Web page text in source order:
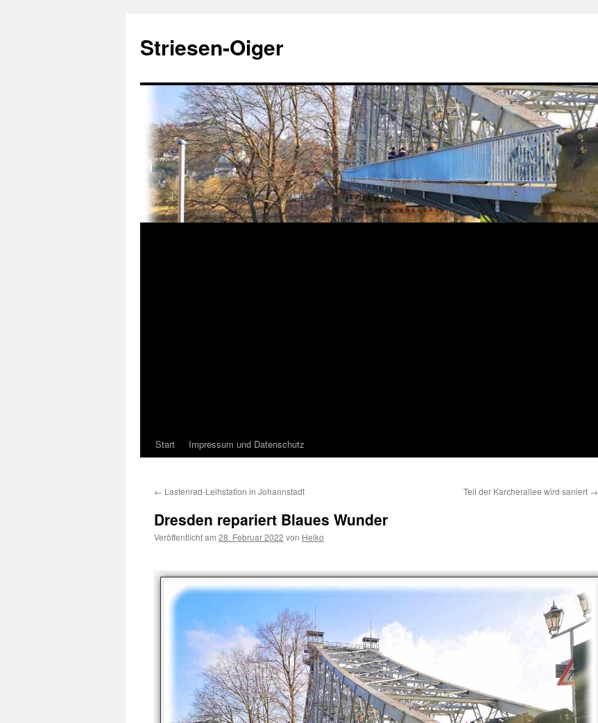
springen
Striesen-Oiger
Start Impressum und Datenschutz
← Lastenrad-Leihstation in Johannstadt Teil der Karcherallee wird saniert →
Dresden repariert Blaues Wunder
Veröffentlicht am 28. Februar 2022 von Heiko